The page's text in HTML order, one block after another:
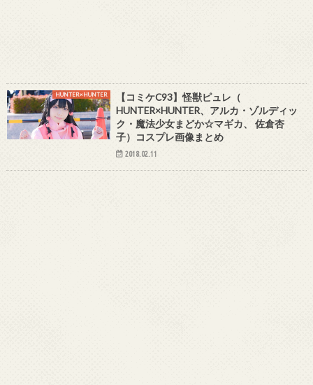
HUNTER×HUNTER
【コミケC93】怪獣ピュレ（
HUNTER×HUNTER、アルカ・ゾルディッ
ク・魔法少女まどか☆マギカ、 佐倉杏
子）コスプレ画像まとめ
2018.02.11